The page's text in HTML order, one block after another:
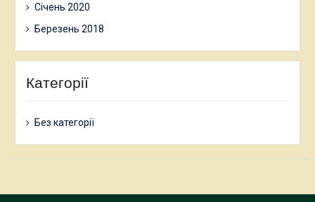
Січень 2020
Березень 2018
Категорії
Без категорії